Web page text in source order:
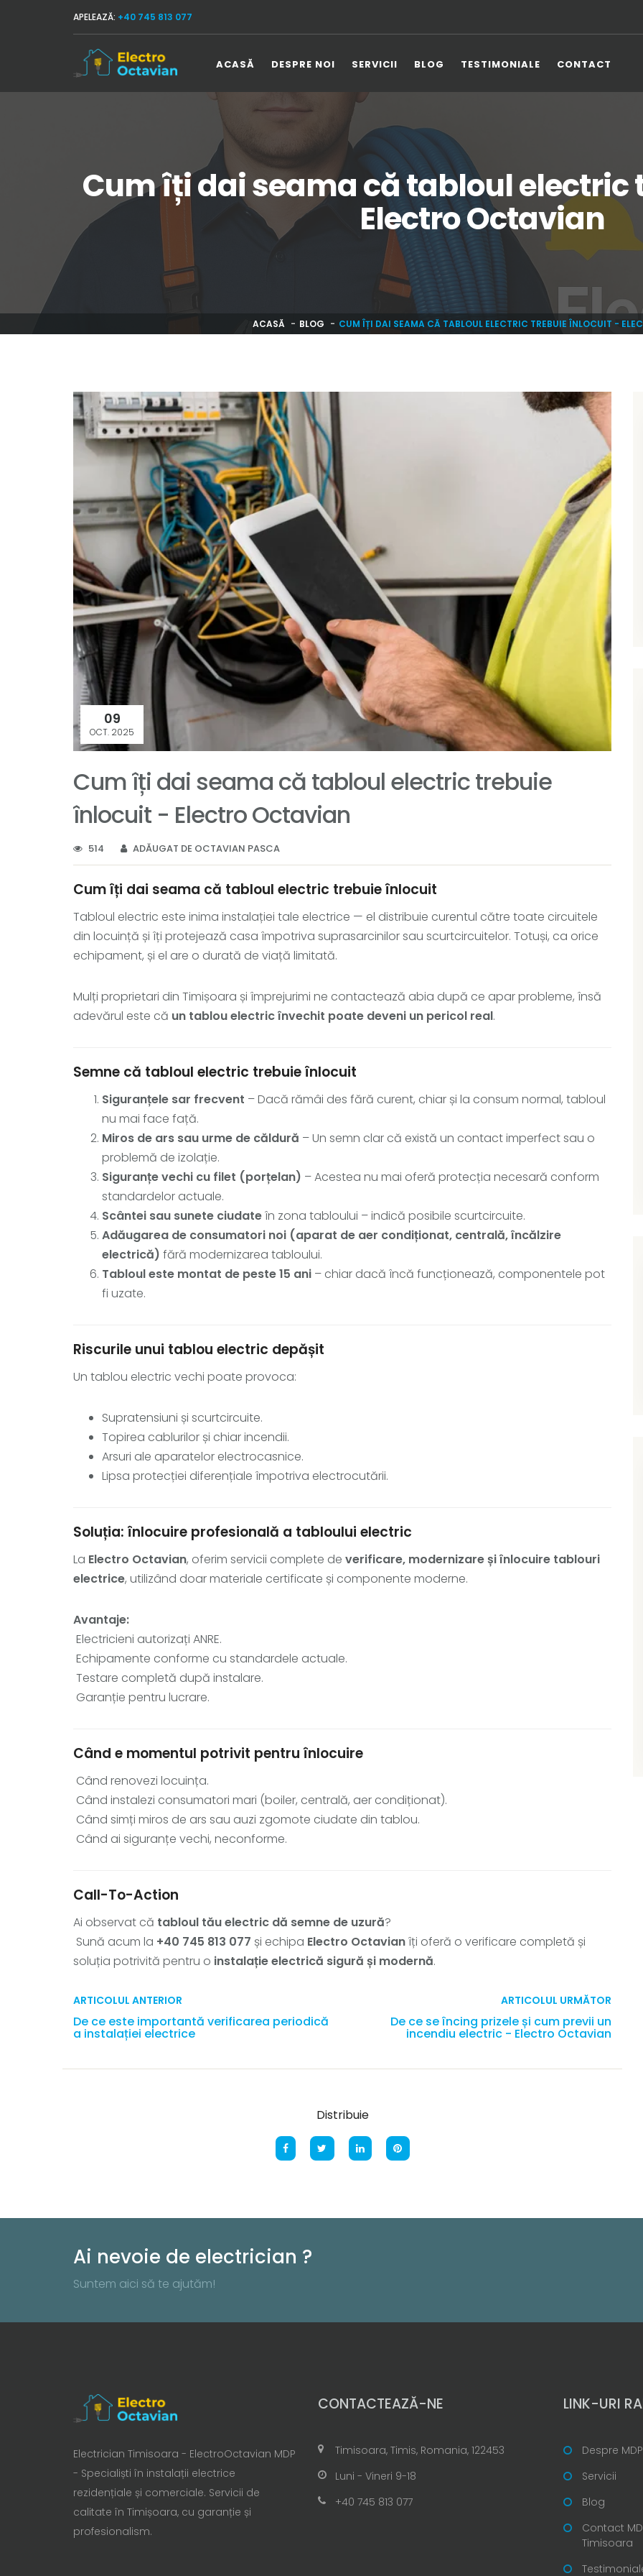
APELEAZĂ: +40 745 813 077
ACASĂ DESPRE NOI SERVICII BLOG TESTIMONIALE CONTACT
Cum îți dai seama că tabloul
Electro Octavian
ACASĂ BLOG CUM ÎȚI DAI SEAMA CĂ TABLOUL ELECTRIC TREBUIE ÎNLOCUIT -
09
OCT. 2025
Cum îți dai seama că tabloul electric trebuie
înlocuit - Electro Octavian
514 ADĂUGAT DE OCTAVIAN PASCA
Cum îți dai seama că tabloul electric trebuie înlocuit
Tabloul electric este inima instalației tale electrice — el distribuie curentul către toate circuitele
din locuință și îți protejează casa împotriva suprasarcinilor sau scurtcircuitelor. Totuși, ca orice
echipament, și el are o durată de viață limitată.
Mulți proprietari din Timișoara și împrejurimi ne contactează abia după ce apar probleme, însă
adevărul este că un tablou electric învechit poate deveni un pericol real.
Semne că tabloul electric trebuie înlocuit
Siguranțele sar frecvent – Dacă rămâi des fără curent, chiar și la consum normal, tabloul
nu mai face față.
Miros de ars sau urme de căldură – Un semn clar că există un contact imperfect sau o
problemă de izolație.
Siguranțe vechi cu filet (porțelan) – Acestea nu mai oferă protecția necesară conform
standardelor actuale.
Scântei sau sunete ciudateîn zona tabloului – indică posibile scurtcircuite.
Adăugarea de consumatori noi (aparat de aer condiționat, centrală, încălzire
electrică) fără modernizarea tabloului.
Tabloul este montat de peste 15 ani – chiar dacă încă funcționează, componentele pot
fi uzate.
Riscurile unui tablou electric depășit
Un tablou electric vechi poate provoca:
Supratensiuni și scurtcircuite.
Topirea cablurilor și chiar incendii.
Arsuri ale aparatelor electrocasnice.
Lipsa protecției diferențiale împotriva electrocutării.
Soluția: înlocuire profesională a tabloului electric
La Electro Octavian, oferim servicii complete de verificare, modernizare și înlocuire tablouri
electrice, utilizând doar materiale certificate și componente moderne.
Avantaje:
Electricieni autorizați ANRE.
Echipamente conforme cu standardele actuale.
Testare completă după instalare.
Garanție pentru lucrare.
Când e momentul potrivit pentru înlocuire
Când renovezi locuința.
Când instalezi consumatori mari (boiler, centrală, aer condiționat).
Când simți miros de ars sau auzi zgomote ciudate din tablou.
Când ai siguranțe vechi, neconforme.
Call-To-Action
Ai observat că tabloul tău electric dă semne de uzură?
Sună acum la +40 745 813 077 și echipa Electro Octavianîți oferă o verificare completă și
soluția potrivită pentru o instalație electrică sigură și modernă.
ARTICOLUL ANTERIOR
De ce este importantă verificarea periodică
a instalației electrice
ARTICOLUL URMĂTOR
De ce se încing prizele și cum previi un
incendiu electric - Electro Octavian
Distribuie
Ai nevoie de electrician ?
Suntem aici să te ajutăm!
Electrician Timisoara - ElectroOctavian MDP
- Specialiști în instalații electrice
rezidențiale și comerciale. Servicii de
calitate în Timișoara, cu garanție și
profesionalism.
CONTACTEAZĂ-NE
Timisoara, Timis, Romania, 122453
Luni - Vineri 9-18
+40 745 813 077
LINK-URI
Despre MDP
Servicii
Blog
Contact
Timisoara